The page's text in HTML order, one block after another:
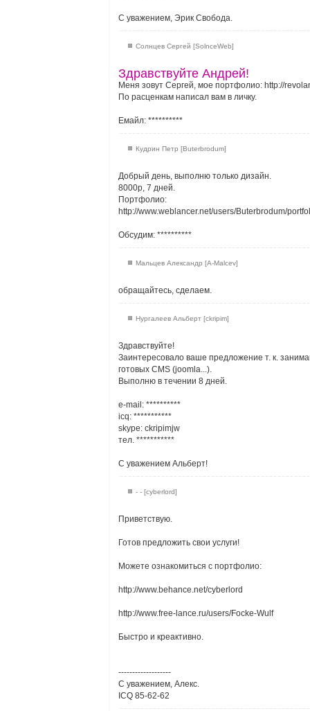
С уважением, Эрик Свобода.
Солнцев Сергей [SolnceWeb]
Здравствуйте Андрей!
Меня зовут Сергей, мое портфолио: http://
По расценкам написал вам в личку.
Емайл: **********
Кудрин Петр [Buterbrodum]
Добрый день, выполню только дизайн.
8000р, 7 дней.
Портфолио:
http://www.weblancer.net/users/Buterbrodum/
Обсудим: **********
Мальцев Александр [A-Malcev]
обращайтесь, сделаем.
Нургалеев Альберт [ckripim]
Здравствуйте!
Заинтересовало ваше предложение т. к.
готовых CMS (joomla...).
Выполню в течении 8 дней.
e-mail: **********
icq: ***********
skype: ckripimjw
тел. ***********
С уважением Альберт!
- - [cyberlord]
Приветствую.
Готов предложить свои услуги!
Можете ознакомиться с портфолио:
http://www.behance.net/cyberlord
http://www.free-lance.ru/users/Focke-Wulf
Быстро и креактивно.
-------------------
С уважением, Алекс.
ICQ 85-62-62